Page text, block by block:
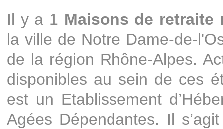
Il y a 1 Maisons de retraite
la ville de Notre Dame-de-
de la région Rhône-Alpes.
disponibles au sein de ces
est un Etablissement
Agées Dépendantes. Il